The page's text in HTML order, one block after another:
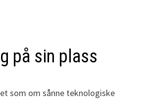
på sin plass
som om sånne teknologiske